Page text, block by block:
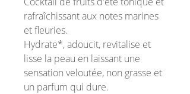
rafraîchissant aux notes marines
et fleuries.
Hydrate*, adoucit, revitalise et
lisse la peau en laissant une
sensation veloutée, non grasse et
un parfum qui dure.